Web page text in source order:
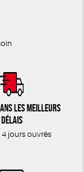
les meilleurs
délais
4 jours ouvrés